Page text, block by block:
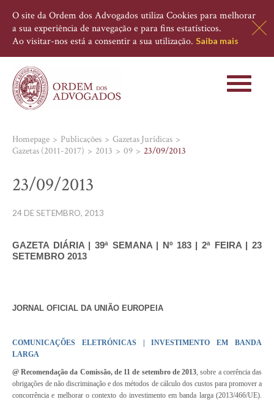
O site da Ordem dos Advogados utiliza Cookies para melhorar
a sua experiência de navegação e para fins estatísticos.
Ao visitar-nos está a consentir a sua utilização. Saiba mais
Toggle
Homepage Publicações
Gazetas Jurídicas
Gazetas (2011-2017)
2013 09 23/09/2013
23/09/2013
24 DE SETEMBRO, 2013
GAZETA DIÁRIA | 39ª SEMANA | Nº 183 | 2ª FEIRA | 23
SETEMBRO 2013
JORNAL OFICIAL DA UNIÃO EUROPEIA
COMUNICAÇÕES ELETRÓNICAS | INVESTIMENTOEM BANDA
LARGA
@ Recomendação da Comissão, de 11 de setembro de 2013, sobre a coerência das
obrigações de não discriminação e dos métodos de cálculo dos custos para promover a
concorrência e melhorar o contexto do investimento em banda larga (2013/466/UE).